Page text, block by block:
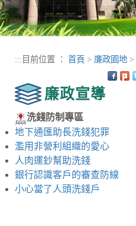
::: 目前位置 ： 首頁 > 廉政園地 >
廉政宣導
洗錢防制專區
地下通匯助長洗錢犯罪
濫用非營利組織的愛心
人肉運鈔幫助洗錢
銀行認識客戶的審查防線
小心當了人頭洗錢戶